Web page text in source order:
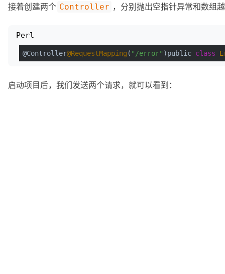
接着创建两个 Controller ，分别抛出空指针异常和数组
@Controller@RequestMapping ( "/error" )public class
Perl
启动项目后，我们发送两个请求，就可以看到：